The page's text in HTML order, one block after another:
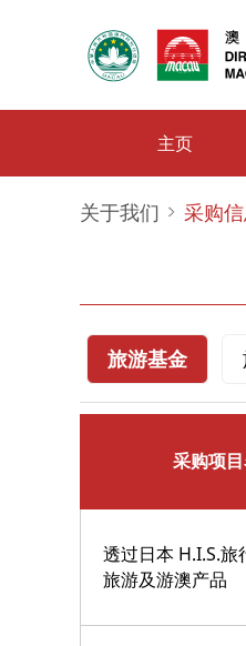
主页
关于我们 采购
旅游基金
采购项
透过日本 H.I.S.旅
旅游及游澳产品